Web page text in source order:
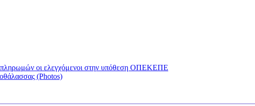
πληρωμών οι ελεγχόμενοι στην υπόθεση ΟΠΕΚΕΠΕ
(Photos)